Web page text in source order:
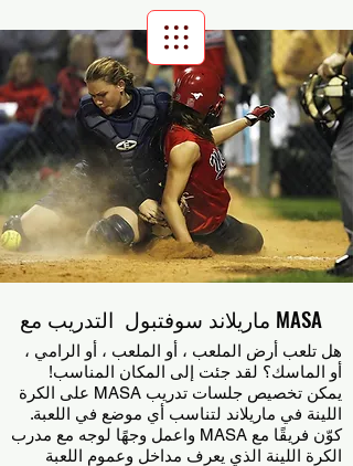
Scroll Menu
ماريلاند سوفتبول التدريب مع MASA
هل تلعب أرض الملعب ، أو الملعب ، أو الرامي ،
أو الماسك؟ لقد جئت إلى المكان المناسب!
يمكن تخصيص جلسات تدريب MASA على الكرة
اللينة في ماريلاند لتناسب أي موضع في اللعبة.
كوّن فريقًا مع MASA واعمل وجهًا لوجه مع مدرب
الكرة اللينة الذي يعرف مداخل وعموم اللعبة